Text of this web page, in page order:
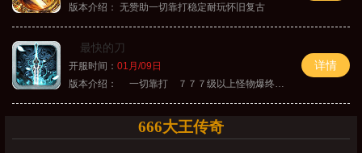
版本介绍： 无赞助一切靠打稳定耐玩怀旧复古
最快的刀
开服时间： 01月/09日
版本介绍：
一切靠打 ７７７级以上怪物爆终极
详情
666大王传奇